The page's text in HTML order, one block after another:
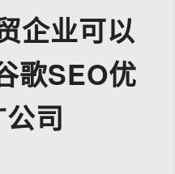
企业可以
歌SEO优
司